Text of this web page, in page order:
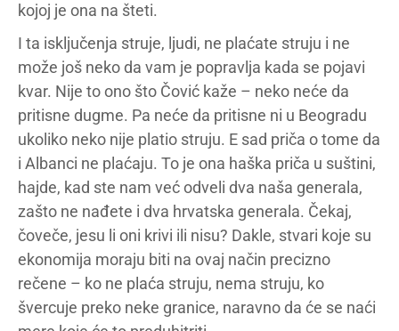
kojoj je ona na šteti.
I ta isključenja struje, ljudi, ne plaćate struju i ne
može još neko da vam je popravlja kada se pojavi
kvar. Nije to ono što Čović kaže – neko neće da
pritisne dugme. Pa neće da pritisne ni u Beogradu
ukoliko neko nije platio struju. E sad priča o tome da
i Albanci ne plaćaju. To je ona haška priča u suštini,
hajde, kad ste nam već odveli dva naša generala,
zašto ne nađete i dva hrvatska generala. Čekaj,
čoveče, jesu li oni krivi ili nisu? Dakle, stvari koje su
ekonomija moraju biti na ovaj način precizno
rečene – ko ne plaća struju, nema struju, ko
švercuje preko neke granice, naravno da će se naći